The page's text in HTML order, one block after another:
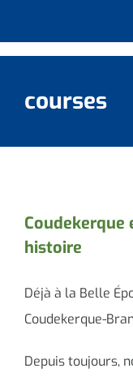
Vie municipale
Culture et loisirs
Social &
courses
Coudekerque
histoire
Déjà à la Belle
Coudekerque-
Depuis toujours,